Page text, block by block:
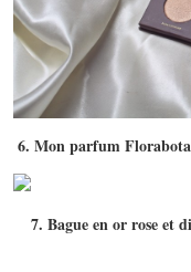
6. Mon parfum
7. Bague en or rose et